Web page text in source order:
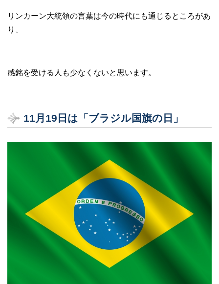
リンカーン大統領の言葉は今の時代にも通じるところがあ
り、
感銘を受ける人も少なくないと思います。
11月19日は「ブラジル国旗の日」